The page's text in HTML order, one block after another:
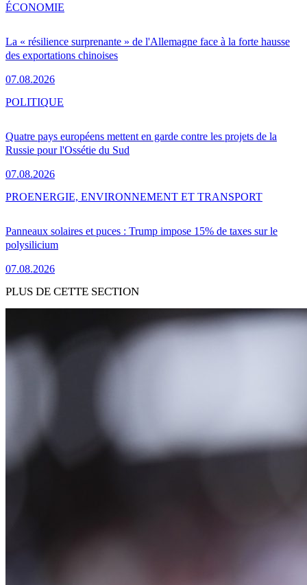
La « résilience surprenante » de l'Allemagne face à la forte hausse
des exportations chinoises
07.08.2026
ÉCONOMIE
Quatre pays européens mettent en garde contre les projets de la
Russie pour l'Ossétie du Sud
07.08.2026
POLITIQUE
Panneaux solaires et puces : Trump impose 15% de taxes sur le
polysilicium
07.08.2026
PROENERGIE, ENVIRONNEMENT ET TRANSPORT
PLUS DE CETTE SECTION